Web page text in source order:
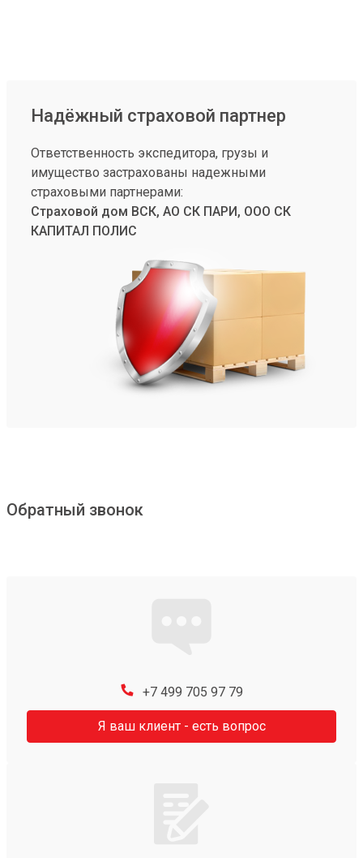
Надёжный страховой партнер
Ответственность экспедитора, грузы и
имущество застрахованы надежными
страховыми партнерами:
Страховой дом ВСК, АО СК ПАРИ, ООО СК
КАПИТАЛ ПОЛИС
Обратный звонок
+7 499 705 97 79
Я ваш клиент - есть вопрос